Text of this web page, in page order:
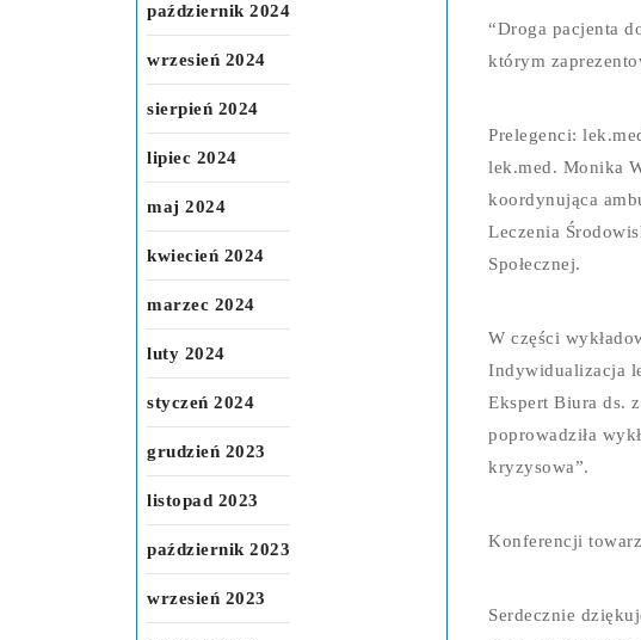
październik 2024
wrzesień 2024
sierpień 2024
lipiec 2024
maj 2024
kwiecień 2024
marzec 2024
luty 2024
styczeń 2024
grudzień 2023
listopad 2023
październik 2023
wrzesień 2023
“Droga pacjenta
którym
Prelegenci:
lek.med. Monika
koordynująca
Leczenia
Społecznej.
W części
Indywidualizacja
Ekspert Biura ds.
poprowadziła
kryzysowa”.
Konferencji
Serdecznie